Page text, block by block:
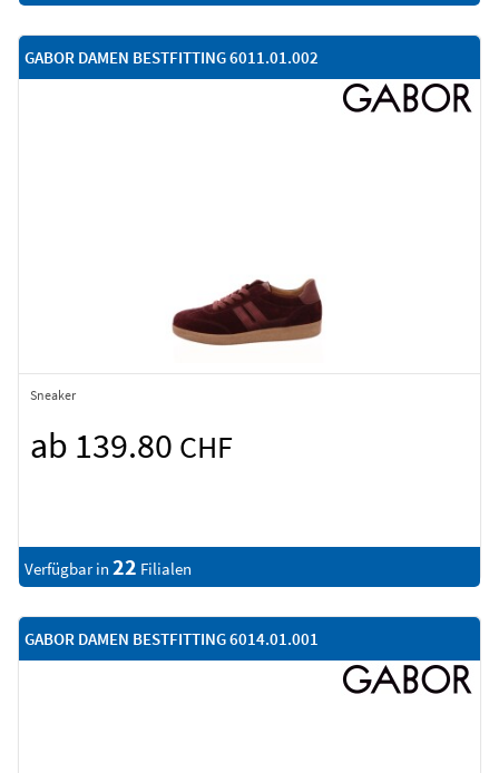
GABOR DAMEN BESTFITTING 6011.01.002
Sneaker
ab 139.80 CHF
Verfügbar in 22 Filialen
GABOR DAMEN BESTFITTING 6014.01.001